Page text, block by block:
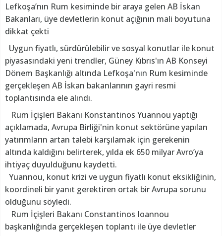
Lefkoşa’nın Rum kesiminde bir araya gelen AB İskan
Bakanları, üye devletlerin konut açığının mali boyutuna
dikkat çekti
Uygun fiyatlı, sürdürülebilir ve sosyal konutlar ile konut
piyasasındaki yeni trendler, Güney Kıbrıs'ın AB Konseyi
Dönem Başkanlığı altında Lefkoşa'nın Rum kesiminde
gerçekleşen AB İskan bakanlarının gayri resmi
toplantısında ele alındı.
Rum İçişleri Bakanı Konstantinos Yuannou yaptığı
açıklamada, Avrupa Birliği'nin konut sektörüne yapılan
yatırımların artan talebi karşılamak için gerekenin
altında kaldığını belirterek, yılda ek 650 milyar Avro’ya
ihtiyaç duyulduğunu kaydetti.
Yuannou, konut krizi ve uygun fiyatlı konut eksikliğinin,
koordineli bir yanıt gerektiren ortak bir Avrupa sorunu
olduğunu söyledi.
Rum İçişleri Bakanı Constantinos Ioannou
başkanlığında gerçekleşen toplantı ile üye devletler